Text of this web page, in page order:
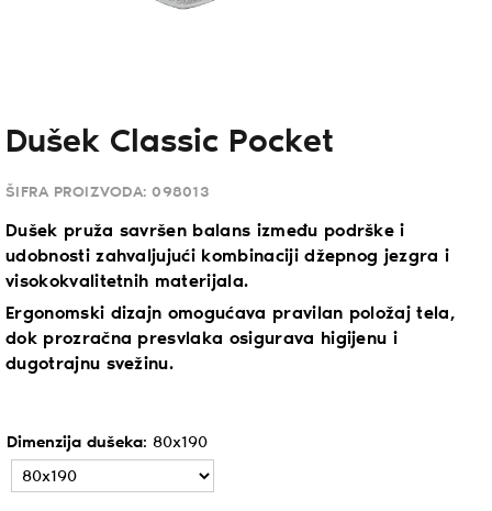
Dušek Classic Pocket
ŠIFRA PROIZVODA:098013
Dušek pruža savršen balans između podrške i
udobnosti zahvaljujući kombinaciji džepnog jezgra i
visokokvalitetnih materijala.
Ergonomski dizajn omogućava pravilan položaj tela,
dok prozračna presvlaka osigurava higijenu i
dugotrajnu svežinu.
Dimenzija dušeka: 80x190